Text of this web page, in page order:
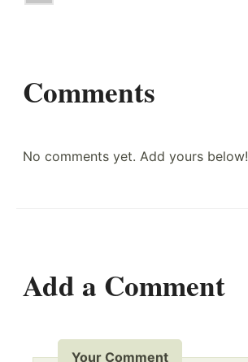
Comments
No comments yet. Add yours below!
Add a Comment
Your Comment